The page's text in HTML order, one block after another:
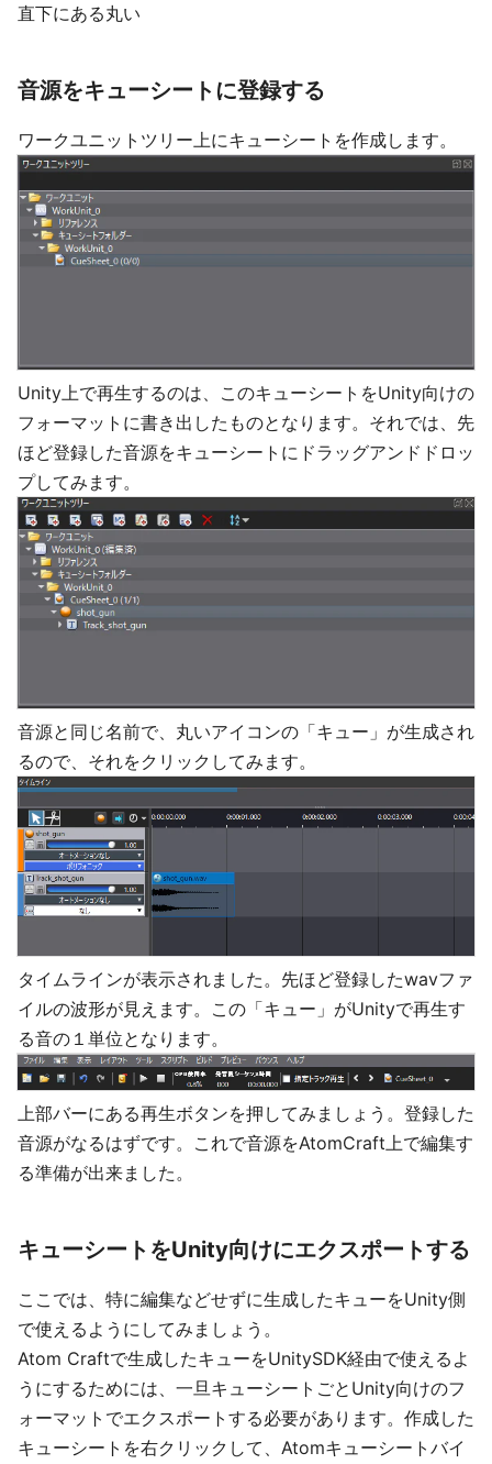
直下にある丸い
音源をキューシートに登録する
ワークユニットツリー上にキューシートを作成します。
Unity上で再生するのは、このキューシートをUnity向けの
フォーマットに書き出したものとなります。それでは、先
ほど登録した音源をキューシートにドラッグアンドドロッ
プしてみます。
音源と同じ名前で、丸いアイコンの「キュー」が生成され
るので、それをクリックしてみます。
タイムラインが表示されました。先ほど登録したwavファ
イルの波形が見えます。この「キュー」がUnityで再生す
る音の１単位となります。
上部バーにある再生ボタンを押してみましょう。登録した
音源がなるはずです。これで音源をAtomCraft上で編集す
る準備が出来ました。
キューシートをUnity向けにエクスポートする
ここでは、特に編集などせずに生成したキューをUnity側
で使えるようにしてみましょう。
Atom Craftで生成したキューをUnitySDK経由で使えるよ
うにするためには、一旦キューシートごとUnity向けのフ
ォーマットでエクスポートする必要があります。作成した
キューシートを右クリックして、Atomキューシートバイ